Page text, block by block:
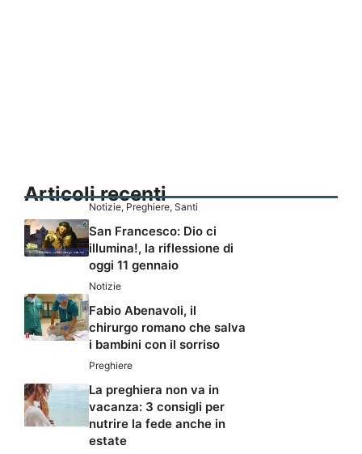
Articoli recenti
Notizie, Preghiere, Santi
San Francesco: Dio ci
illumina!, la riflessione di
oggi 11 gennaio
Notizie
Fabio Abenavoli, il
chirurgo romano che salva
i bambini con il sorriso
Preghiere
La preghiera non va in
vacanza: 3 consigli per
nutrire la fede anche in
estate